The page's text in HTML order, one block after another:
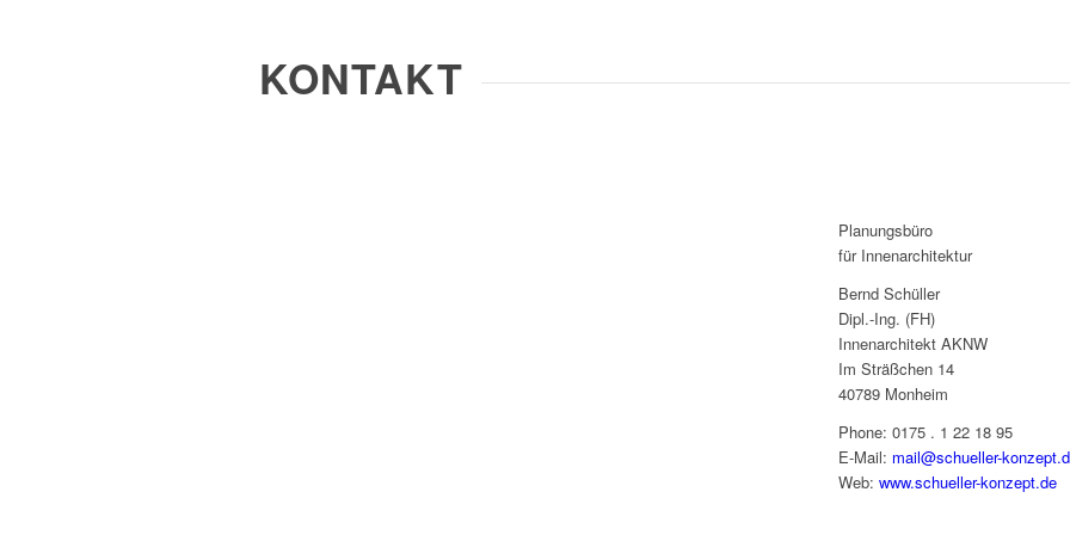
KONTAKT
Planungsbüro
für Innenarchitektur
Bernd Schüller
Dipl.-Ing. (FH)
Innenarchitekt AKNW
Im Sträßchen 14
40789 Monheim
Phone: 0175 . 1 22 18 95
E-Mail: mail@schueller-
Web: www.schueller-konzept.de